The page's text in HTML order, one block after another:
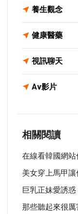
養生觀念
健康醫藥
視訊聊天
Av影片
相關閱讀
在線看韓國網站
美女穿上馬甲
巨乳正妹愛誘
那些聽起來很